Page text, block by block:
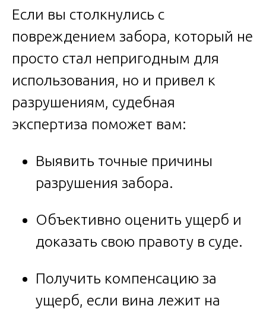
Если вы столкнулись с
повреждением забора, который не
просто стал непригодным для
использования, но и привел к
разрушениям, судебная
экспертиза поможет вам:
Выявить точные причины
разрушения забора.
Объективно оценить ущерб и
доказать свою правоту в суде.
Получить компенсацию за
ущерб, если вина лежит на